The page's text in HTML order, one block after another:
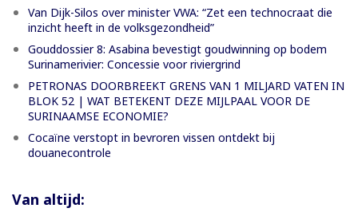
Van Dijk-Silos over minister VWA: “Zet een technocraat die
inzicht heeft in de volksgezondheid”
Gouddossier 8: Asabina bevestigt goudwinning op bodem
Surinamerivier: Concessie voor riviergrind
PETRONAS DOORBREEKT GRENS VAN 1 MILJARD VATEN IN
BLOK 52 | WAT BETEKENT DEZE MIJLPAAL VOOR DE
SURINAAMSE ECONOMIE?
Cocaïne verstopt in bevroren vissen ontdekt bij
douanecontrole
Van altijd: